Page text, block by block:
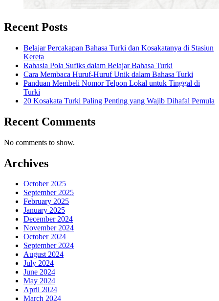
Recent Posts
Belajar Percakapan Bahasa Turki dan Kosakatanya di Stasiun
Kereta
Rahasia Pola Sufiks dalam Belajar Bahasa Turki
Cara Membaca Huruf-Huruf Unik dalam Bahasa Turki
Panduan Membeli Nomor Telpon Lokal untuk Tinggal di
Turki
20 Kosakata Turki Paling Penting yang Wajib Dihafal Pemula
Recent Comments
No comments to show.
Archives
October 2025
September 2025
February 2025
January 2025
December 2024
November 2024
October 2024
September 2024
August 2024
July 2024
June 2024
May 2024
April 2024
March 2024